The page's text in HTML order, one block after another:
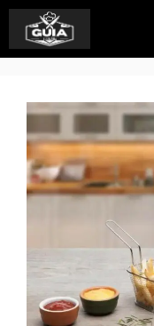
Pular
para
o